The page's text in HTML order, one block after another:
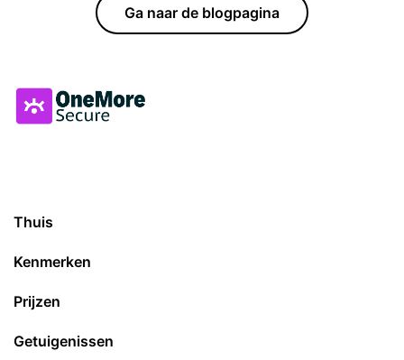
Ga naar de blogpagina
Thuis
Kenmerken
Prijzen
Getuigenissen